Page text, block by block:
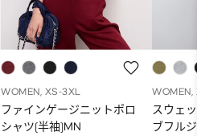
WOMEN, XS-3XL
ファインゲージニットポロ
シャツ(半袖)MN
WOMEN,
スウェ
ブフル